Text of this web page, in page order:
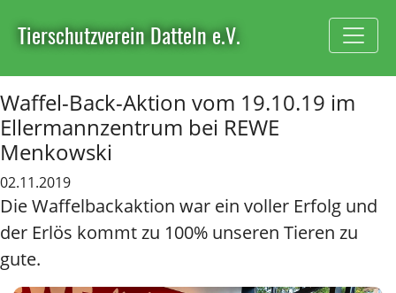
Tierschutzverein Datteln e.V.
Waffel-Back-Aktion vom 19.10.19 im
Ellermannzentrum bei REWE
Menkowski
02.11.2019
Die Waffelbackaktion war ein voller Erfolg und
der Erlös kommt zu 100% unseren Tieren zu
gute.